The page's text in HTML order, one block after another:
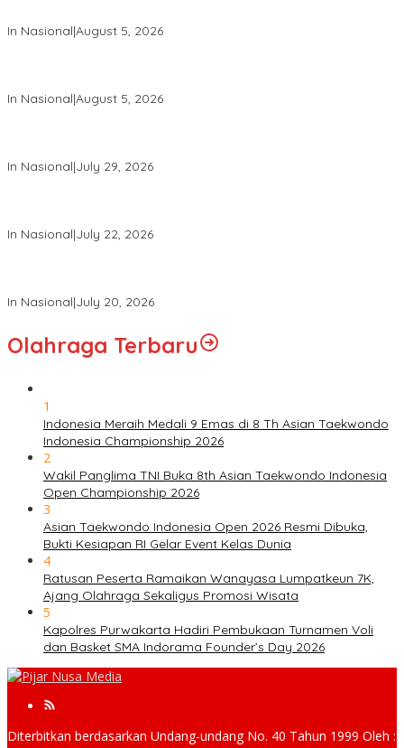
In Nasional|August 5, 2026
In Nasional|August 5, 2026
In Nasional|July 29, 2026
In Nasional|July 22, 2026
In Nasional|July 20, 2026
Olahraga Terbaru
1
Indonesia Meraih Medali 9 Emas di 8 Th Asian Taekwondo
Indonesia Championship 2026
2
Wakil Panglima TNI Buka 8th Asian Taekwondo Indonesia
Open Championship 2026
3
Asian Taekwondo Indonesia Open 2026 Resmi Dibuka,
Bukti Kesiapan RI Gelar Event Kelas Dunia
4
Ratusan Peserta Ramaikan Wanayasa Lumpatkeun 7K,
Ajang Olahraga Sekaligus Promosi Wisata
5
Kapolres Purwakarta Hadiri Pembukaan Turnamen Voli
dan Basket SMA Indorama Founder’s Day 2026
Diterbitkan berdasarkan Undang-undang No. 40 Tahun 1999 Oleh :